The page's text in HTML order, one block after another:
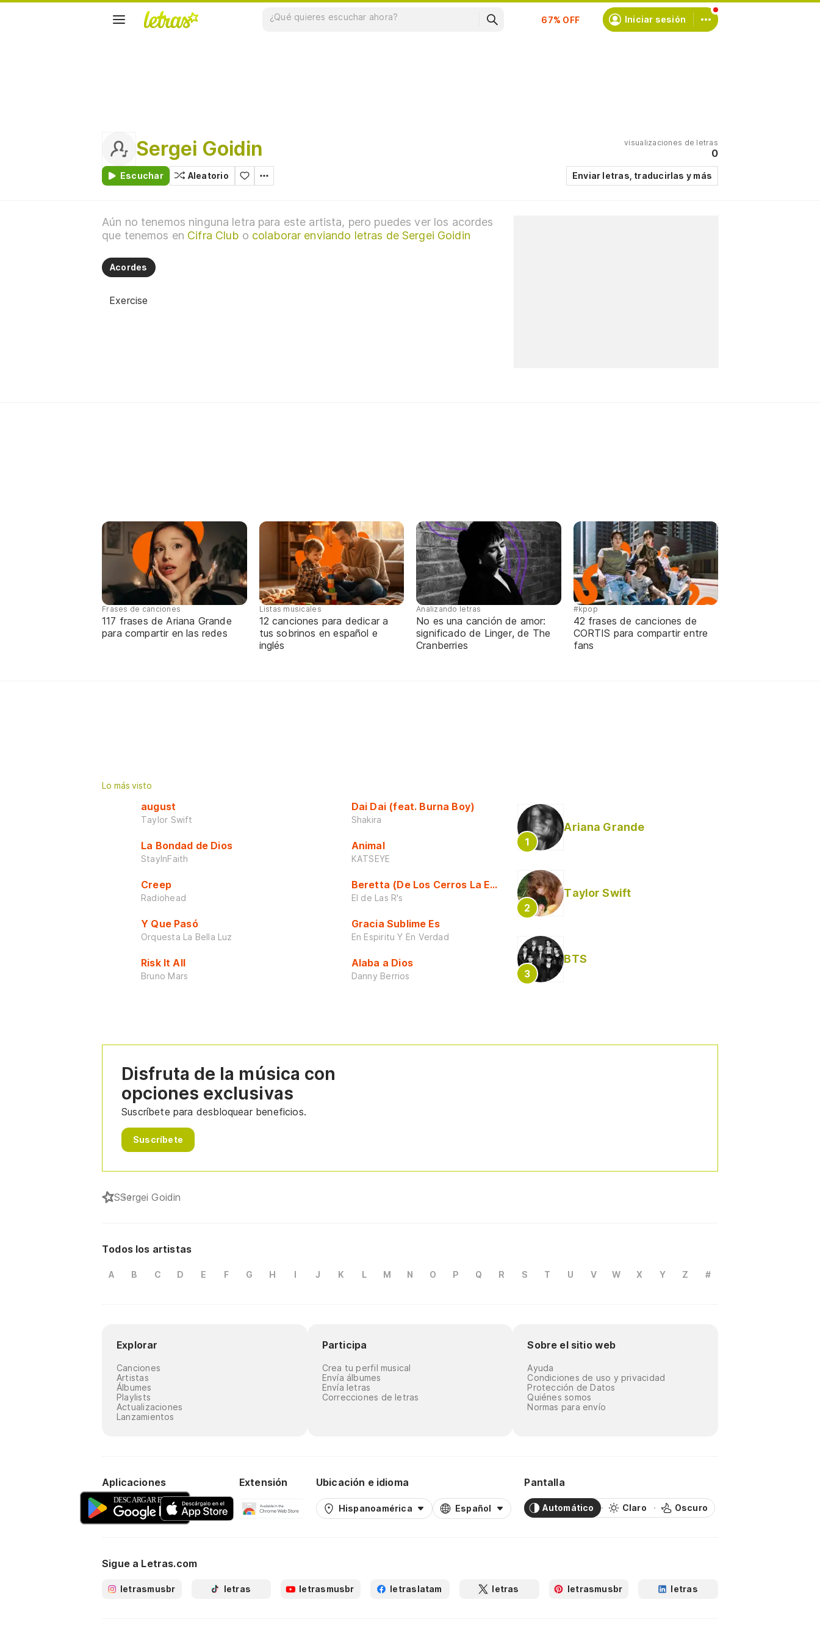
Suscríbete
Iniciar sesión
Sergei Goidin
Escuchar Aleatorio
visualizaciones de letras
0
Enviar letras, traducirlas y más
Aún no tenemos ninguna letra para este artista, pero puedes ver los acordes
que tenemos en Cifra Club o colaborar enviando letras de Sergei Goidin
Acordes
Exercise
Frases de canciones
117 frases de Ariana Grande
para compartir en las redes
Listas musicales
12 canciones para dedicar a
tus sobrinos en español e
inglés
Analizando letras
No es una canción de amor:
significado de Linger, de The
Cranberries
#kpop
42 frases de canciones de
CORTIS para compartir entre
fans
Lo más visto
august
Taylor Swift
La Bondad de Dios
StayInFaith
Creep
Radiohead
Y Que Pasó
Orquesta La Bella Luz
Risk It All
Bruno Mars
Dai Dai (feat. Burna Boy)
Shakira
Animal
KATSEYE
Beretta (De Los Cerros La Escuela)
El de Las R's
Gracia Sublime Es
En Espiritu Y En Verdad
Alaba a Dios
Danny Berrios
Ariana Grande
Taylor Swift
BTS
Disfruta de la música con
opciones exclusivas
Suscríbete para desbloquear beneficios.
Suscríbete
SSergei Goidin
Todos los artistas
A B C D E F G H I J K L M N O P Q R S T U V W X Y Z #
Explorar
Canciones
Artistas
Álbumes
Playlists
Actualizaciones
Lanzamientos
Participa
Crea tu perfil musical
Envía álbumes
Envía letras
Correcciones de letras
Sobre el sitio web
Ayuda
Condiciones de uso y privacidad
Protección de Datos
Quiénes somos
Normas para envío
Aplicaciones Extensión Ubicación e idioma
Hispanoamérica Español
Pantalla
Automático Claro Oscuro
Sigue a Letras.com
letrasmusbr letras letrasmusbr letraslatam letras letrasmusbr letras